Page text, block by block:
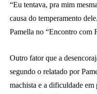
“Eu tentava, pra mim
causa do temperamento
Pamella no “Encontro com
Outro fator que a
segundo o relatado por
machista e a dificuldade